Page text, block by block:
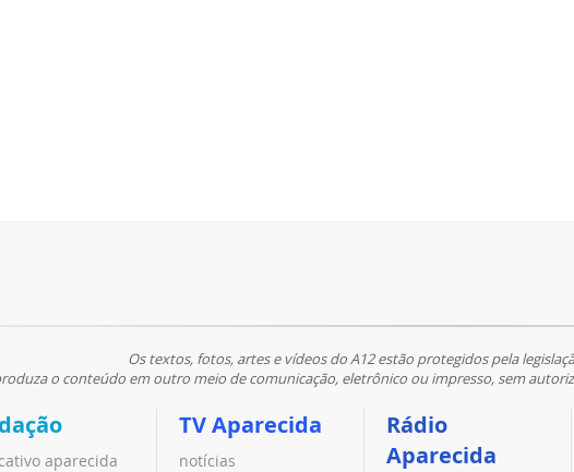
Os textos, fotos, artes e vídeos do A12 estão protegidos pela
o conteúdo em outro meio de comunicação, eletrônico ou impresso, sem
aparecida
TV Aparecida
notícias
Rádio
Aparecida